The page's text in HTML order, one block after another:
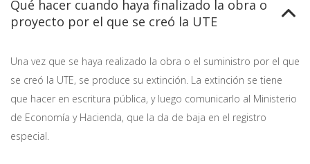
Qué hacer cuando haya finalizado la obra o
proyecto por el que se creó la UTE
Una vez que se haya realizado la obra o el suministro por el que
se creó la UTE, se produce su extinción. La extinción se tiene
que hacer en escritura pública, y luego comunicarlo al Ministerio
de Economía y Hacienda, que la da de baja en el registro
especial.